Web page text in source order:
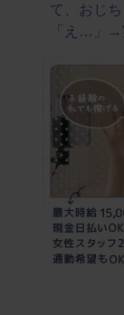
て、おじ
「え…」→